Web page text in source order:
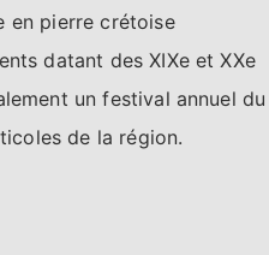
en pierre crétoise
datant des XIXe et XXe
un festival annuel du
de la région.